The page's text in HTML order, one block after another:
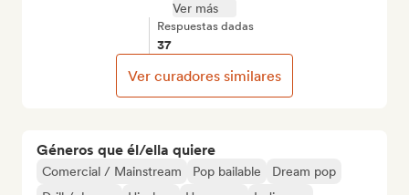
Géneros que él/ella quiere
Comercial / Mainstream Pop bailable
Dream pop
Ver más
Respuestas dadas
37
Ver curadores similares